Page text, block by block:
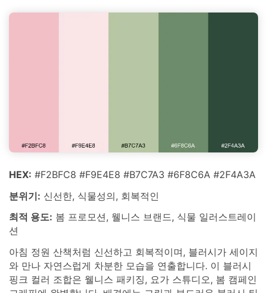
HEX: #F2BFC8 #F9E4E8 #B7C7A3 #6F8C6A #2F4A3A
분위기: 신선한, 식물성의, 회복적인
최적 용도: 봄 프로모션, 웰니스 브랜드, 식물 일러스트레이
션
아침 정원 산책처럼 신선하고 회복적이며, 블러시가 세이지
와 만나 자연스럽게 차분한 모습을 연출합니다. 이 블러시
핑크 컬러 조합은 웰니스 패키징, 요가 스튜디오, 봄 캠페인